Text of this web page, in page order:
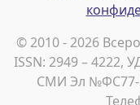
© 2010 - 2026
ISSN: 2949 – 4222,
СМИ Эл №ФС77-